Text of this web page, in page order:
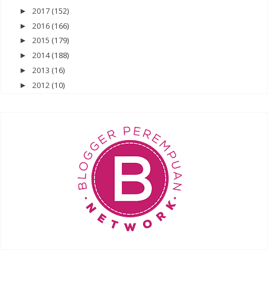
► 2017 (152)
► 2016 (166)
► 2015 (179)
► 2014(188)
► 2013 (16)
► 2012 (10)